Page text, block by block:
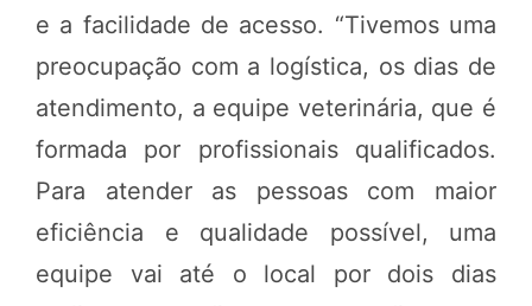
e a facilidade de acesso. “Tivemos uma
preocupação com a logística, os dias de
atendimento, a equipe veterinária, que é
formada por profissionais qualificados.
Para atender as pessoas com maior
eficiência e qualidade possível, uma
equipe vai até o local por dois dias